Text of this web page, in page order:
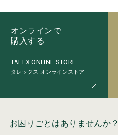
オンラインで
購入する
TALEX ONLINE STORE
タレックス オンラインストア
お困りごとはありませんか？